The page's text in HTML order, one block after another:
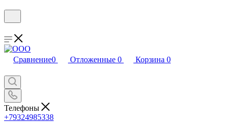
Сравнение0 Отложенные 0 Корзина 0
Телефоны
+79324985338